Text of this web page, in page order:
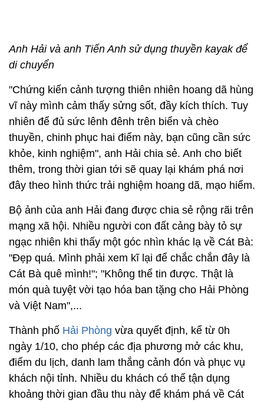
Anh Hải và anh Tiến Anh sử dụng thuyền kayak để
di chuyển
"Chứng kiến cảnh tượng thiên nhiên hoang dã hùng
vĩ này mình cảm thấy sửng sốt, đầy kích thích. Tuy
nhiên để đủ sức lênh đênh trên biển và chèo
thuyền, chinh phục hai điểm này, bạn cũng cần sức
khỏe, kinh nghiệm", anh Hải chia sẻ. Anh cho biết
thêm, trong thời gian tới sẽ quay lại khám phá nơi
đây theo hình thức trải nghiệm hoang dã, mạo hiểm.
Bộ ảnh của anh Hải đang được chia sẻ rộng rãi trên
mạng xã hội. Nhiều người con đất cảng bày tỏ sự
ngạc nhiên khi thấy một góc nhìn khác lạ về Cát Bà:
"Đẹp quá. Mình phải xem kĩ lại để chắc chắn đây là
Cát Bà quê mình!"; "Không thể tin được. Thật là
món quà tuyệt vời tạo hóa ban tặng cho Hải Phòng
và Việt Nam",...
Thành phố Hải Phòng vừa quyết định, kể từ 0h
ngày 1/10, cho phép các địa phương mở các khu,
điểm du lịch, danh lam thắng cảnh đón và phục vụ
khách nội tỉnh. Nhiều du khách có thể tận dụng
khoảng thời gian đầu thu này để khám phá về Cát